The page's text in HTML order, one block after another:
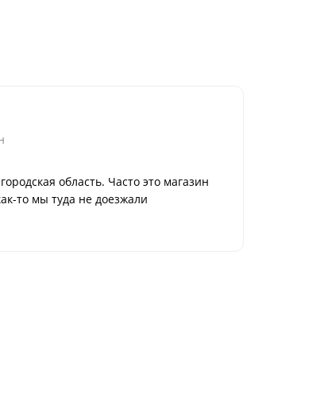
область. Часто это магазин
то мы туда не доезжали